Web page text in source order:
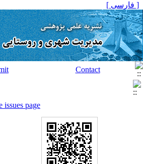
[ فارسی ]
Contact
issues page